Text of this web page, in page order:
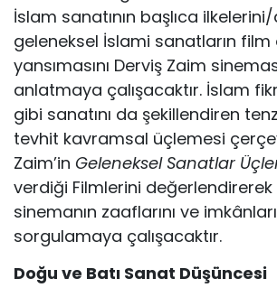
İslam sanatının başlıca ilkelerini/
gele­neksel İslami sanatların film
yansımasını Derviş Zaim
anlatmaya çalışacaktır. İslam
gibi sanatını da şekillendiren
tevhit kavramsal üç­lemesi
Zaim’in Geleneksel Sanatlar
verdiği Filmlerini değerlendirerek
sinemanın zaafla­rını ve
sorgulamaya çalışacaktır.
Doğu ve Batı Sanat Düşüncesi